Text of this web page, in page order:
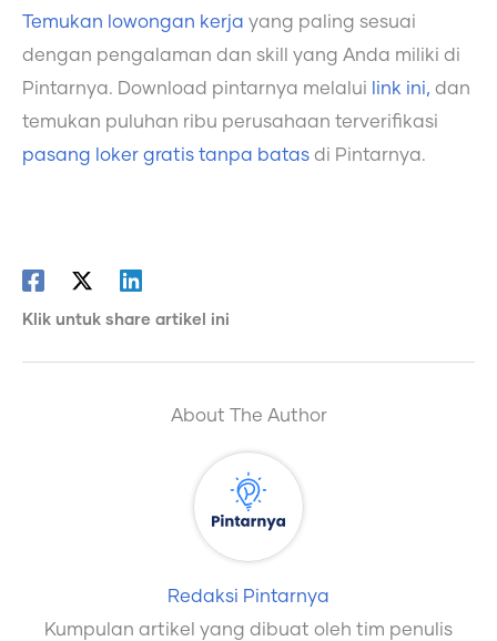
Temukan lowongan kerja yang paling sesuai
dengan pengalaman dan skill yang Anda miliki di
Pintarnya. Download pintarnya melalui
link ini, dan
temukan puluhan ribu perusahaan terverifikasi
pasang loker gratis tanpa batas di Pintarnya.
Klik untuk share artikel ini
About The Author
Redaksi Pintarnya
Kumpulan artikel yang dibuat oleh tim penulis